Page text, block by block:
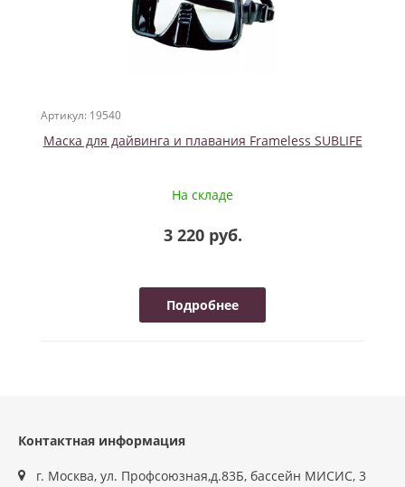
Артикул: 19540
Маска для дайвинга и плавания Frameless SUBLIFE
На складе
3 220 руб.
Подробнее
Контактная информация
г. Москва, ул. Профсоюзная,д.83Б, бассейн МИСИС, 3